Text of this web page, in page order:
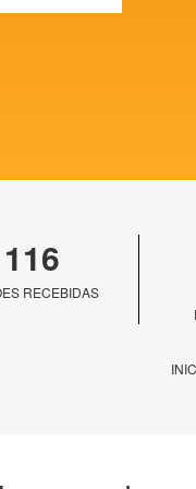
116
RECEBIDAS